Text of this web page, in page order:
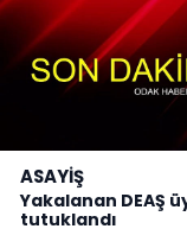
ASAYİŞ
Yakalanan DEAŞ
tutuklandı